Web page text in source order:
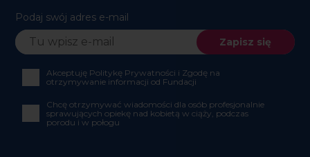
Podaj swój adres e-mail
Akceptuję Politykę Prywatności i Zgodę na
otrzymywanie informacji od Fundacji
Chcę otrzymywać wiadomości dla osób profesjonalnie
sprawujących opiekę nad kobietą w ciąży, podczas
porodu i w połogu